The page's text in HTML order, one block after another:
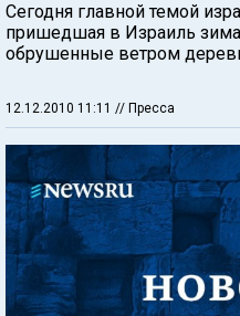
Сегодня главной темой
пришедшая в Израиль
обрушенные ветром
12.12.2010 11:11 // Пресса